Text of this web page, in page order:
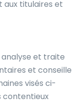
aux titulaires et
et traite
et conseille
visés ci-
contentieux